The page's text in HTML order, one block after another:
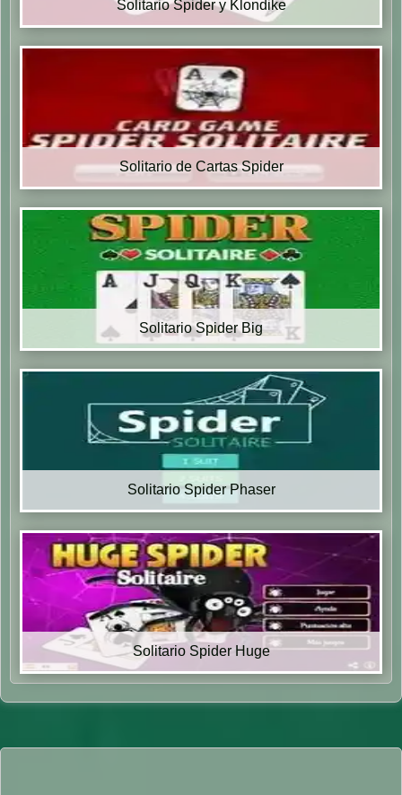
Solitario Spider y Klondike
Solitario de Cartas Spider
Solitario Spider Big
Solitario Spider Phaser
Solitario Spider Huge